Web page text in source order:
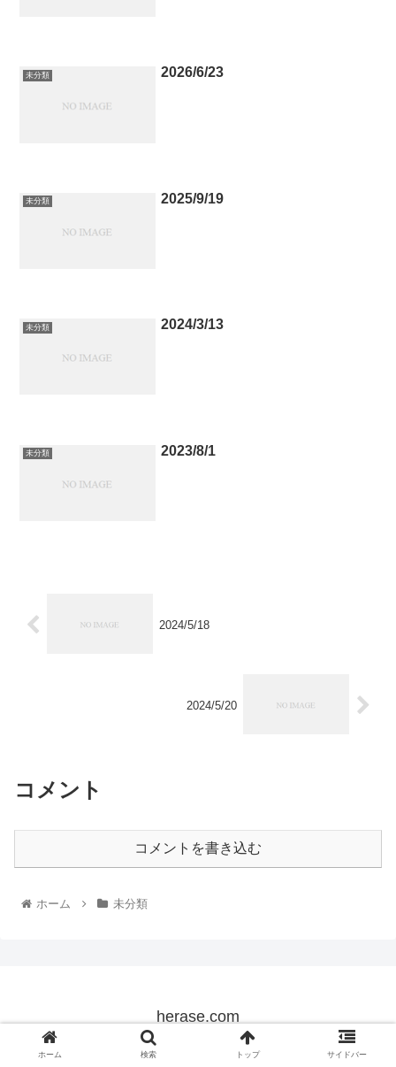
未分類 2026/6/23
未分類 2025/9/19
未分類 2024/3/13
未分類 2023/8/1
2024/5/18
2024/5/20
コメント
コメントを書き込む
ホーム 未分類
herase.com
© 2022 herase.com.
ホーム 検索 トップ サイドバー